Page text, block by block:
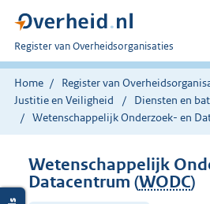
U
bent
nu
hier:
Register van Overheidsorganisaties
Home Register van
Justitie en Veiligheid
Diensten en
Wetenschappelijk Onderzoek- en
Wetenschappelijk
Datacentrum (WODC)